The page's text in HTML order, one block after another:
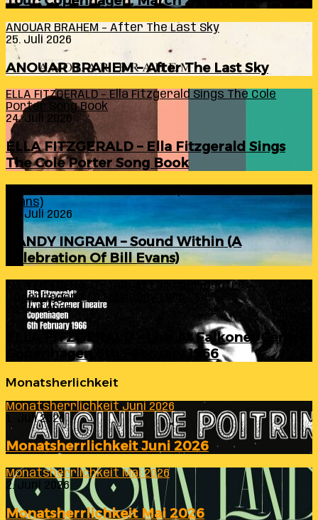
ANOUAR BRAHEM – After The Last Sky
25. Juli 2026
ANOUAR BRAHEM – After The Last Sky
ELLA FITZGERALD – Ella Fitzgerald Sings The Cole
Porter Song Book
24. Juli 2026
ELLA FITZGERALD – Ella Fitzgerald Sings
The Cole Porter Song Book
Evans)
24. Juli 2026
RANDY INGRAM – Sound Within (A
Celebration Of Bill Evans)
ELLA FITZGERALD – Live At Falkoner Centre
Copenhagen 6th February 1966
23. Juli 2026
ELLA FITZGERALD – Live At Falkoner Centre
Copenhagen 6th February 1966
Monatsherlichkeit
Monatsherrlichkeit Juni 2026
1. Juli 2026
Monatsherrlichkeit Juni 2026
Monatsherrlichkeit Mai 2026
2. Juni 2026
Monatsherrlichkeit Mai 2026